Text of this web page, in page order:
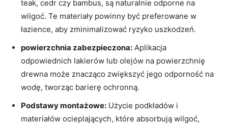
teak, cedr czy bambus, są naturalnie odporne na
wilgoć. ‍Te ‍materiały powinny być‌ preferowane ⁢w
⁤łazience, aby ‌zminimalizować ryzyko uszkodzeń.
powierzchnia zabezpieczona: Aplikacja
odpowiednich lakierów lub olejów na powierzchnię
drewna​ może⁢ znacząco zwiększyć jego‍ odporność na
wodę, ⁢tworząc‌ barierę⁢ ochronną.
Podstawy montażowe: Użycie podkładów i
materiałów​ ocieplających, które absorbują ‌wilgoć,